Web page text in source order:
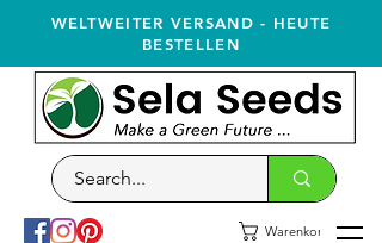
WELTWEITER VERSAND - HEUTE
BESTELLEN
Warenkorb